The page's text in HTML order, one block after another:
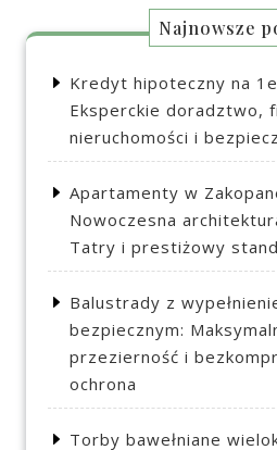
Najnowsze
Kredyt hipoteczny na
Eksperckie doradztwo,
nieruchomości i
Apartamenty w
Nowoczesna
Tatry i prestiżowy
Balustrady z
bezpiecznym:
przezierność i
ochrona
Torby bawełniane